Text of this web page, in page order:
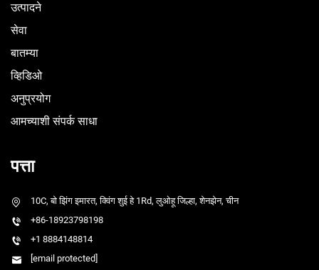
उत्पादने
सेवा
बातम्या
व्हिडिओ
अनुप्रयोग
आमच्याशी संपर्क साधा
पत्ता
10C, बो झिंग इमारत, क्विंग शुई हे 1Rd, लुओहू जिल्हा, शेनझेन, चीन
+86-18923798198
+1 8884148814
[email protected]